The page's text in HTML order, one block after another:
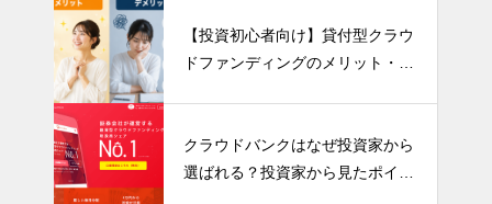
【投資初心者向け】貸付型クラウ
ドファンディングのメリット・デ
クラウドバンクはなぜ投資家から
選ばれる？投資家から見たポイン